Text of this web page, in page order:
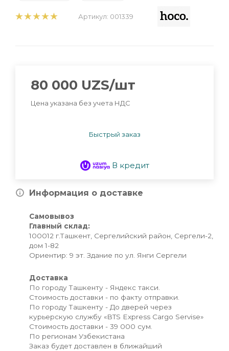
Артикул: 001339
80 000 UZS/шт
Цена указана без учета НДС
Быстрый заказ
В кредит
Информация о доставке
Самовывоз
Главный склад:
100012 г.Ташкент, Сергелийский район, Сергели-2,
дом 1-82
Ориентир: 9 эт. Здание по ул. Янги Сергели
Доставка
По городу Ташкенту - Яндекс такси.
Стоимость доставки - по факту отправки.
По городу Ташкенту - До дверей через
курьерскую службу «BTS Express Cargo Servise»
Стоимость доставки - 39 000 сум.
По регионам Узбекистана
Заказ будет доставлен в ближайший